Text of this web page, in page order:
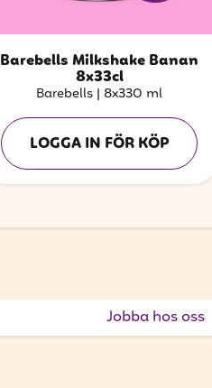
Barebells Milkshake Banan
8x33cl
Barebells | 8x330 ml
LOGGA IN FÖR KÖP
Jobba hos oss